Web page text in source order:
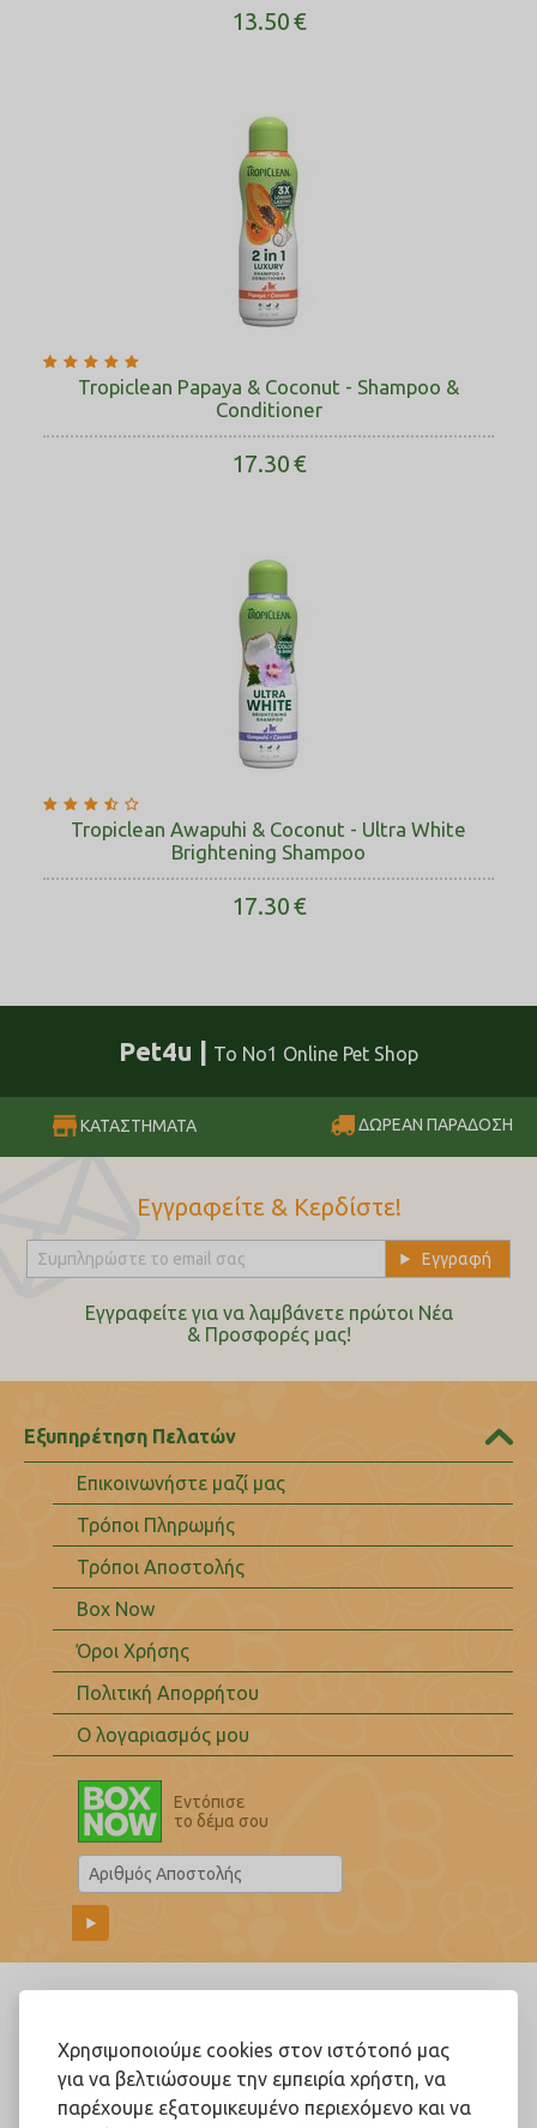
Χρησιμοποιούμε cookies στον ιστότοπό μας
για να βελτιώσουμε την εμπειρία χρήστη, να
παρέχουμε εξατομικευμένο περιεχόμενο και να
13.50€
Tropiclean Papaya & Coconut - Shampoo &
Conditioner
17.30€
Tropiclean Awapuhi & Coconut - Ultra White
Brightening Shampoo
17.30€
Pet4u | Το No1 Online Pet Shop
ΚΑΤΑΣΤΗΜΑΤΑ ΔΩΡΕΑΝ ΠΑΡΑΔΟΣΗ
Εγγραφείτε & Κερδίστε!
Εγγραφείτε για να λαμβάνετε πρώτοι Nέα
& Προσφορές μας!
Εξυπηρέτηση Πελατών
Επικοινωνήστε μαζί μας
Τρόποι Πληρωμής
Τρόποι Αποστολής
Box Now
Όροι Χρήσης
Πολιτική Απορρήτου
Ο λογαριασμός μου
Εντόπισε
το δέμα σου
Ακολουθήστε μας!